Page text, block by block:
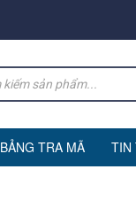
BẢNG TRA MÃ TIN